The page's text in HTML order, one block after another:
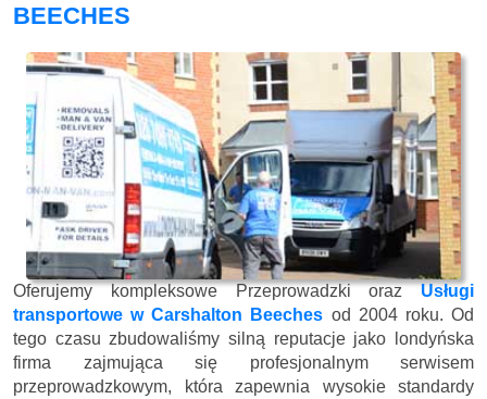
BEECHES
Oferujemy kompleksowe Przeprowadzki orazUsługi
transportowe w Carshalton Beeches od 2004 roku. Od
tego czasu zbudowaliśmy silną reputacje jako londyńska
firma zajmująca się profesjonalnym serwisem
przeprowadzkowym, która zapewnia wysokie standardy